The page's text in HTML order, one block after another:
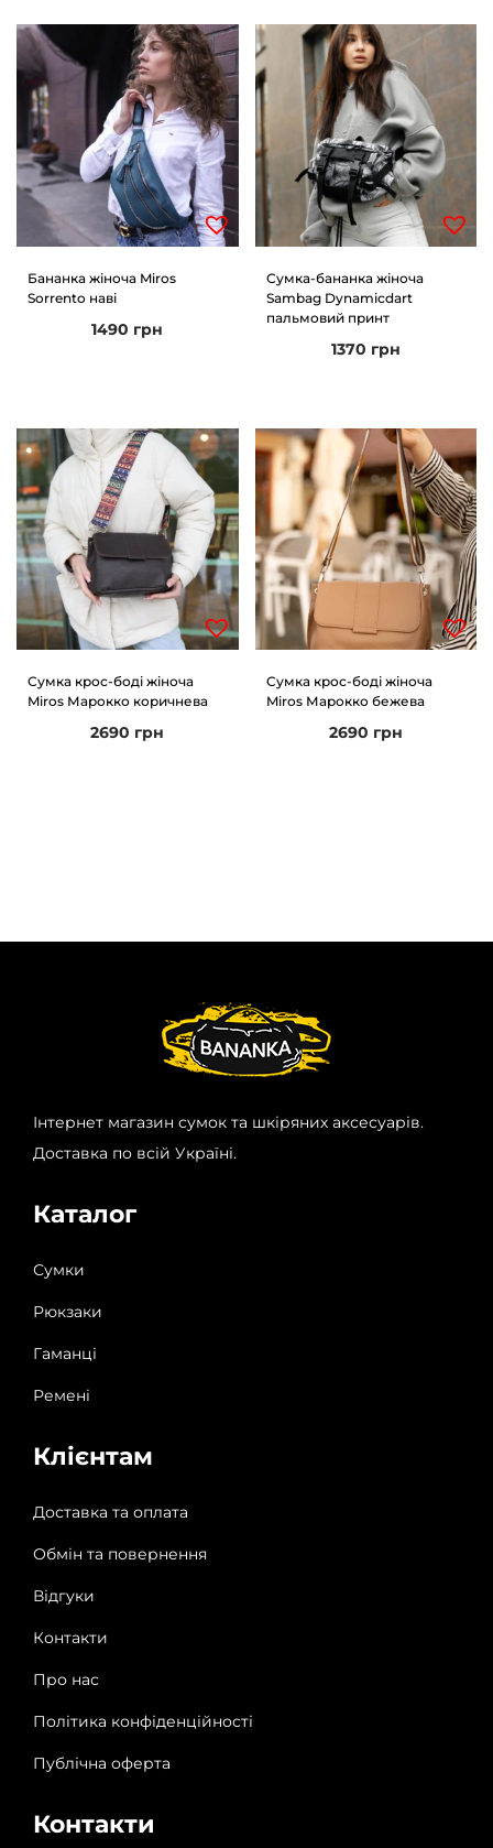
Бананка жіноча Miros
Sorrento наві
1490 грн
Сумка-бананка жіноча
Sambag Dynamicdart
пальмовий принт
1370 грн
Сумка крос-боді жіноча
Miros Марокко коричнева
2690 грн
Сумка крос-боді жіноча
Miros Марокко бежева
2690 грн
Інтернет магазин сумок та шкіряних аксесуарів.
Доставка по всій Україні.
Каталог
Сумки
Рюкзаки
Гаманці
Ремені
Клієнтам
Доставка та оплата
Обмін та повернення
Відгуки
Контакти
Про нас
Політика конфіденційності
Публічна оферта
Контакти